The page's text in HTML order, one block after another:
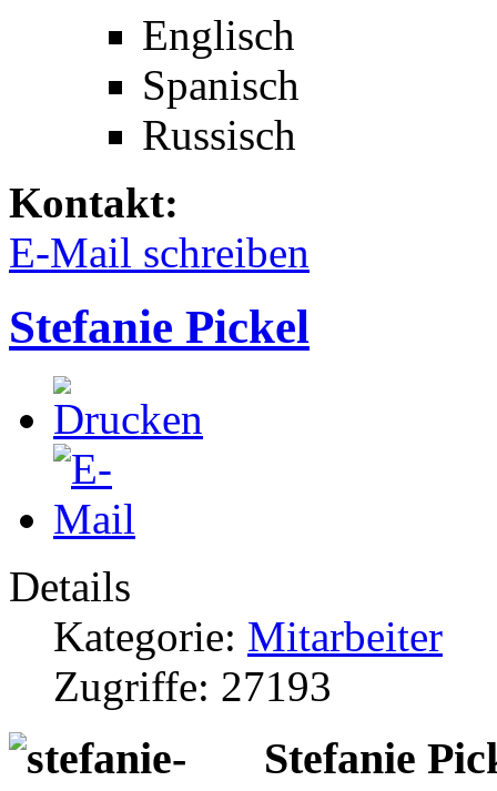
Englisch
Spanisch
Russisch
Kontakt:
E-Mail schreiben
Stefanie Pickel
Details
Kategorie: Mitarbeiter
Zugriffe: 27193
Stefanie